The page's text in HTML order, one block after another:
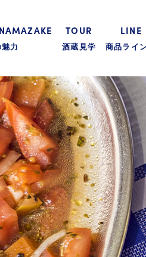
力
TOUR
酒蔵見学
LINE
商品ライ